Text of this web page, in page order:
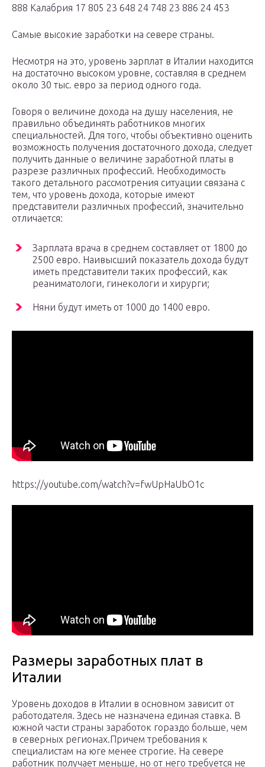
888 Калабрия 17 805 23 648 24 748 23 886 24 453
Самые высокие заработки на севере страны.
Несмотря на это, уровень зарплат в Италии находится
на достаточно высоком уровне, составляя в среднем
около 30 тыс. евро за период одного года.
Говоря о величине дохода на душу населения, не
правильно объединять работников многих
специальностей. Для того, чтобы объективно оценить
возможность получения достаточного дохода, следует
получить данные о величине заработной платы в
разрезе различных профессий. Необходимость
такого детального рассмотрения ситуации связана с
тем, что уровень дохода, которые имеют
представители различных профессий, значительно
отличается:
Зарплата врача в среднем составляет от 1800 до
2500 евро. Наивысший показатель дохода будут
иметь представители таких профессий, как
реаниматологи, гинекологи и хирурги;
Няни будут иметь от 1000 до 1400 евро.
https://youtube.com/watch?v=fwUpHaUbO1c
Размеры заработных плат в
Италии
Уровень доходов в Италии в основном зависит от
работодателя. Здесь не назначена единая ставка. В
южной части страны заработок гораздо больше, чем
в северных регионах.Причем требования к
специалистам на юге менее строгие. На севере
работник получает меньше, но от него требуется не